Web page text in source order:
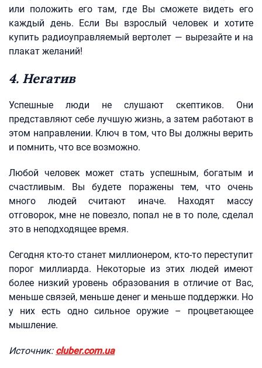
или положить его там, где Вы сможете видеть его
каждый день. Если Вы взрослый человек и хотите
купить радиоуправляемый вертолет — вырезайте и на
плакат желаний!
4. Негатив
Успешные люди не слушают скептиков. Они
представляют себе лучшую жизнь, а затем работают в
этом направлении. Ключ в том, что Вы должны верить
и помнить, что все возможно.
Любой человек может стать успешным, богатым и
счастливым. Вы будете поражены тем, что очень
много людей считают иначе. Находят массу
отговорок, мне не повезло, попал не в то поле, сделал
это в неподходящее время.
Сегодня кто-то станет миллионером, кто-то переступит
порог миллиарда. Некоторые из этих людей имеют
более низкий уровень образования в отличие от Вас,
меньше связей, меньше денег и меньше поддержки. Но
у них есть одно сильное оружие – процветающее
мышление.
Источник: cluber.com.ua